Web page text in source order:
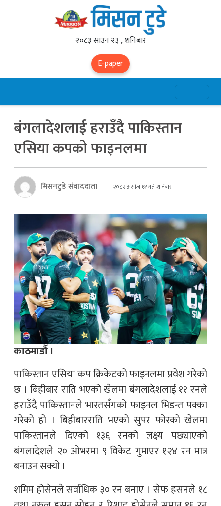
२०८३ साउन २३ , शनिबार
E-paper
बंगलादेशलाई हराउँदै पाकिस्तान
एसिया कपको फाइनलमा
मिसनटुडे संवाददाता २०८२ असोज ११ गते शनिबार
काठमाडौँ ।
पाकिस्तान एसिया कप क्रिकेटको फाइनलमा प्रवेश गरेको
छ । बिहीबार राति भएको खेलमा बंगलादेशलाई ११ रनले
हराउँदै पाकिस्तानले भारतसँगको फाइनल भिडन्त पक्का
गरेको हो । बिहीबारराति भएको सुपर फोरको खेलमा
पाकिस्तानले दिएको १३६ रनको लक्ष्य पछ्याएको
बंगलादेशले २० ओभरमा ९ विकेट गुमाएर १२४ रन मात्र
बनाउन सक्यो ।
शमिम होसेनले सर्वाधिक ३० रन बनाए । सेफ हसनले १८